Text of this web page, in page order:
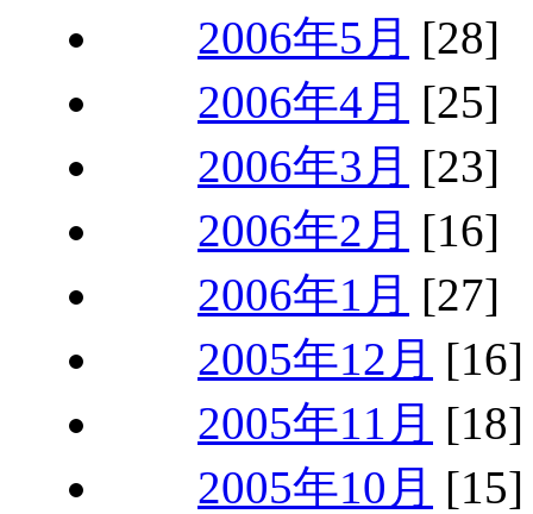
2006年5月 [28]
2006年4月 [25]
2006年3月 [23]
2006年2月 [16]
2006年1月 [27]
2005年12月 [16]
2005年11月 [18]
2005年10月 [15]